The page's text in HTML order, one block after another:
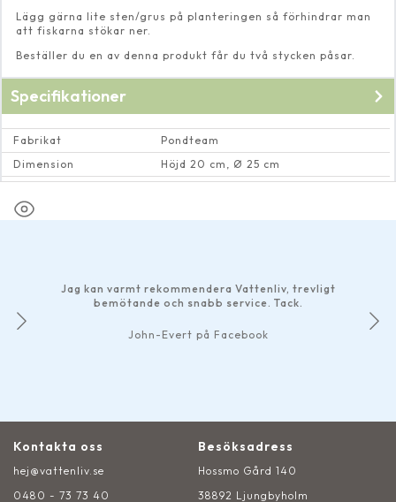
Lägg gärna lite sten/grus på planteringen så förhindrar man
att fiskarna stökar ner.
Beställer du en av denna produkt får du två stycken påsar.
Specifikationer
Fabrikat
Pondteam
Dimension
Höjd 20 cm, Ø 25 cm
Jag kan varmt rekommendera Vattenliv, trevligt
bemötande och snabb service. Tack.
John-Evert på Facebook
Kontakta oss
hej@vattenliv.se
0480 - 73 73 40
Besöksadress
Hossmo Gård 140
38892 Ljungbyholm